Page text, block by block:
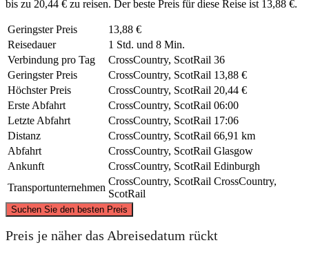
bis zu 20,44 € zu reisen. Der beste Preis für diese Reise ist 13,88 €.
Geringster Preis
13,88 €
Reisedauer
1 Std. und 8 Min.
Verbindung pro Tag
CrossCountry, ScotRail 36
Geringster Preis
CrossCountry, ScotRail 13,88 €
Höchster Preis
CrossCountry, ScotRail 20,44 €
Erste Abfahrt
CrossCountry, ScotRail 06:00
Letzte Abfahrt
CrossCountry, ScotRail 17:06
Distanz
CrossCountry, ScotRail 66,91 km
Abfahrt
CrossCountry, ScotRail Glasgow
Ankunft
CrossCountry, ScotRail Edinburgh
Transportunternehmen
CrossCountry, ScotRail CrossCountry,
ScotRail
Suchen Sie den besten Preis
Preis je näher das Abreisedatum rückt